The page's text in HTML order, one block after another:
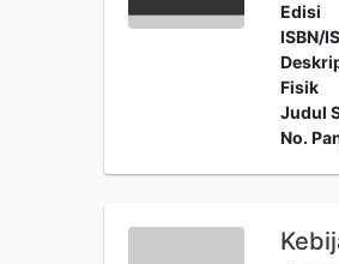
Edisi
ISBN/
Fisik
Judul
No.